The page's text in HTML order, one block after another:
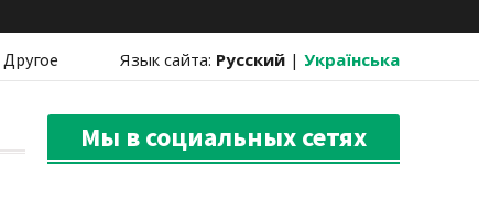
Другое Язык сайта: Русский | Українська
Мы в социальных сетях